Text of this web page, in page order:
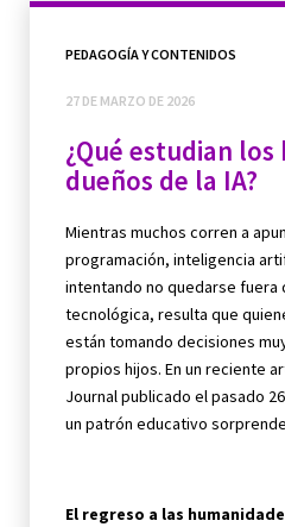
PEDAGOGÍA Y CONTENIDOS
27 DE MARZO DE 2026
¿Qué estudian los
dueños de la IA?
Mientras muchos corren a
programación, inteligencia
intentando no quedarse fuera
tecnológica, resulta que
están tomando decisiones
propios hijos. En un reciente
Journal publicado el pasado
un patrón educativo
El regreso a las